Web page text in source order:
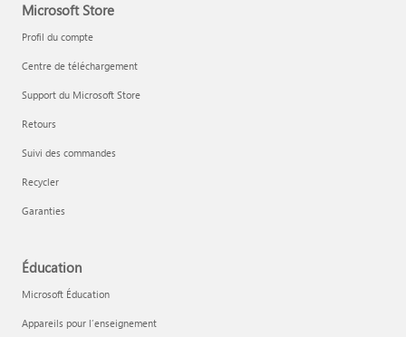
Microsoft Store
Profil du compte
Centre de téléchargement
Support du Microsoft Store
Retours
Suivi des commandes
Recycler
Garanties
Éducation
Microsoft Éducation
Appareils pour l’enseignement